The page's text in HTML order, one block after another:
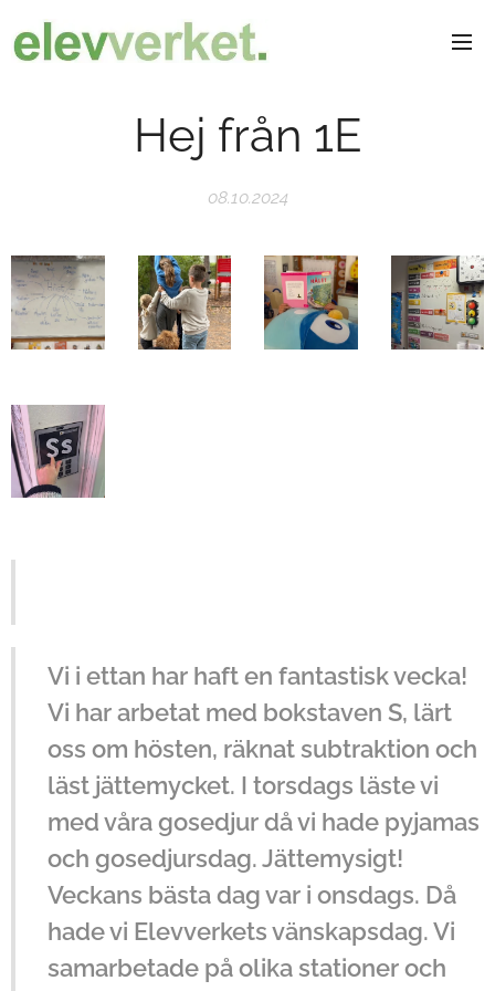
Hej från 1E
08.10.2024
Vi i ettan har haft en fantastisk vecka!
Vi har arbetat med bokstaven S, lärt
oss om hösten, räknat subtraktion och
läst jättemycket. I torsdags läste vi
med våra gosedjur då vi hade pyjamas
och gosedjursdag. Jättemysigt!
Veckans bästa dag var i onsdags. Då
hade vi Elevverkets vänskapsdag. Vi
samarbetade på olika stationer och